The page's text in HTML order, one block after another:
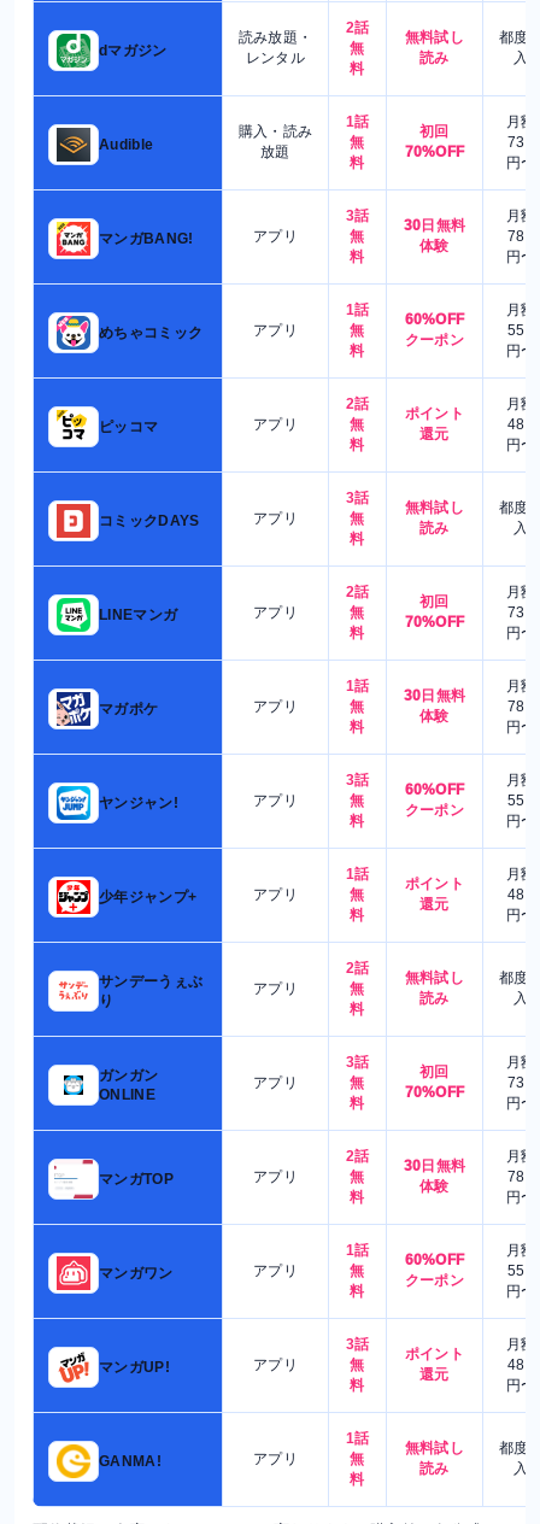
dマガジン
読み放題・
レンタル
2話
無
料
無料試し
読み
都度
入
Audible
購入・読み
放題
1話
無
料
初回
70%OFF
月額
730
円〜
マンガBANG! アプリ
3話
無
料
30日無料
体験
月額
780
円〜
めちゃコミック アプリ
1話
無
料
60%OFF
クーポン
月額
550
円〜
ピッコマ アプリ
2話
無
料
ポイント
還元
月額
480
円〜
コミックDAYS アプリ
3話
無
料
無料試し
読み
都度
入
LINEマンガ アプリ
2話
無
料
初回
70%OFF
月額
730
円〜
マガポケ アプリ
1話
無
料
30日無料
体験
月額
780
円〜
ヤンジャン! アプリ
3話
無
料
60%OFF
クーポン
月額
550
円〜
少年ジャンプ+ アプリ
1話
無
料
ポイント
還元
月額
480
円〜
サンデーうぇぶ
り
アプリ
2話
無
料
無料試し
読み
都度
入
ガンガン
ONLINE
アプリ
3話
無
料
初回
70%OFF
月額
730
円〜
マンガTOP アプリ
2話
無
料
30日無料
体験
月額
780
円〜
マンガワン アプリ
1話
無
料
60%OFF
クーポン
月額
550
円〜
マンガUP! アプリ
3話
無
料
ポイント
還元
月額
480
円〜
GANMA! アプリ
1話
無
料
無料試し
読み
都度
入